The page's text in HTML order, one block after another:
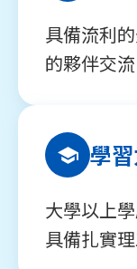
具備流利
的夥伴交
學
大學以上
具備扎實